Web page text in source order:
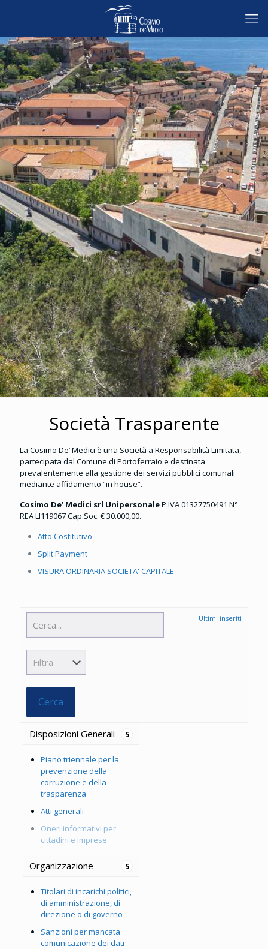
Società Trasparente
La Cosimo De’ Medici è una Società a Responsabilità Limitata,
partecipata dal Comune di Portoferraio e destinata
prevalentemente alla gestione dei servizi pubblici comunali
mediante affidamento “in house”.
Cosimo De’ Medici srl UnipersonaleP.IVA 01327750491 N°
REA LI119067 Cap.Soc. € 30.000,00.
Atto Costitutivo
Split Payment
VISURA ORDINARIA SOCIETA' CAPITALE
Ultimi inseriti
5
Disposizioni Generali
Piano triennale per la
prevenzione della
corruzione e della
trasparenza
Atti generali
Oneri informativi per
cittadini e imprese
5
Organizzazione
Titolari di incarichi politici,
di amministrazione, di
direzione o di governo
Sanzioni per mancata
comunicazione dei dati